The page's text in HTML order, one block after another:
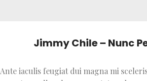
Jimmy Chile – Nunc
Ante iaculis feugiat dui magna mi